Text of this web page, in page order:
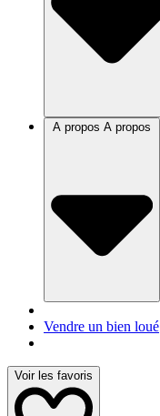
A propos
Vendre un bien loué
Voir les favoris